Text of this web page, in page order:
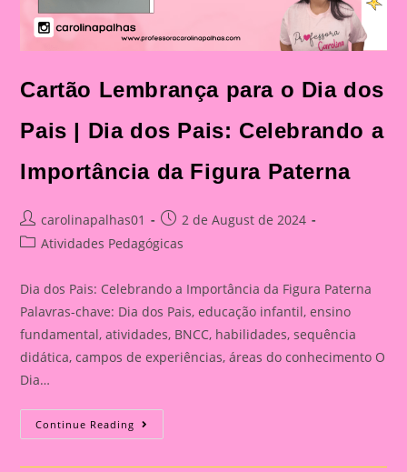
Cartão Lembrança para o Dia dos
Pais | Dia dos Pais: Celebrando a
Importância da Figura Paterna
Post
author:
carolinapalhas01
Post
published:
2 de August de 2024
PostAtividades Pedagógicas
Dia dos Pais: Celebrando a Importância da Figura Paterna
Palavras-chave: Dia dos Pais, educação infantil, ensino
fundamental, atividades, BNCC, habilidades, sequência
didática, campos de experiências, áreas do conhecimento O
Dia…
Continue Reading Cartão
Lembrança